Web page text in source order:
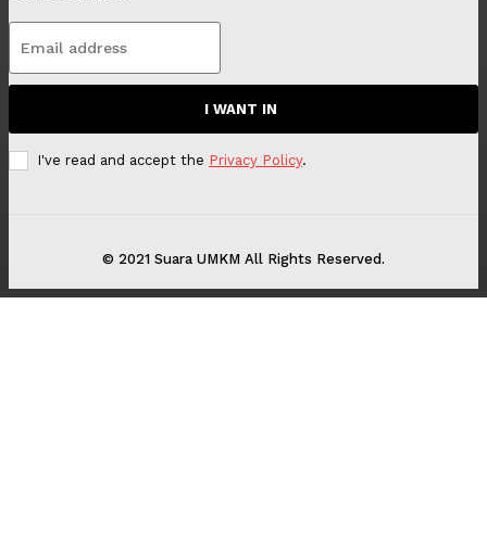
I WANT IN
I've read and accept the Privacy Policy.
© 2021 Suara UMKM All Rights Reserved.